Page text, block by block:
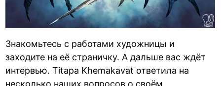
Знакомьтесь с работами художницы и
заходите на её страничку. А дальше вас ждёт
интервью. Titapa Khemakavat ответила на